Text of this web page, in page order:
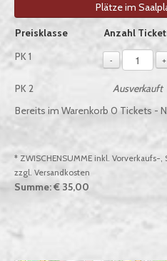
Plätze im
Auswahl von Tickets pro
Preisklasse Anzahl
PK 1
- +
PK 2
Ausverkauft
Bereits im Warenkorb 0 Tickets -
* ZWISCHENSUMME inkl.
zzgl. Versandkosten
Summe:€ 35,00